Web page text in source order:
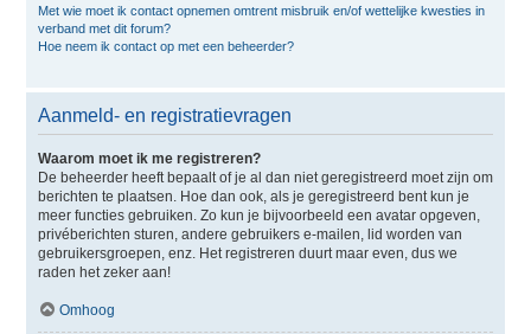
Met wie moet ik contact opnemen omtrent misbruik en/of wettelijke kwesties in
verband met dit forum?
Hoe neem ik contact op met een beheerder?
Aanmeld- en registratievragen
Waarom moet ik me registreren?
De beheerder heeft bepaalt of je al dan niet geregistreerd moet zijn om
berichten te plaatsen. Hoe dan ook, als je geregistreerd bent kun je
meer functies gebruiken. Zo kun je bijvoorbeeld een avatar opgeven,
privéberichten sturen, andere gebruikers e-mailen, lid worden van
gebruikersgroepen, enz. Het registreren duurt maar even, dus we
raden het zeker aan!
Omhoog